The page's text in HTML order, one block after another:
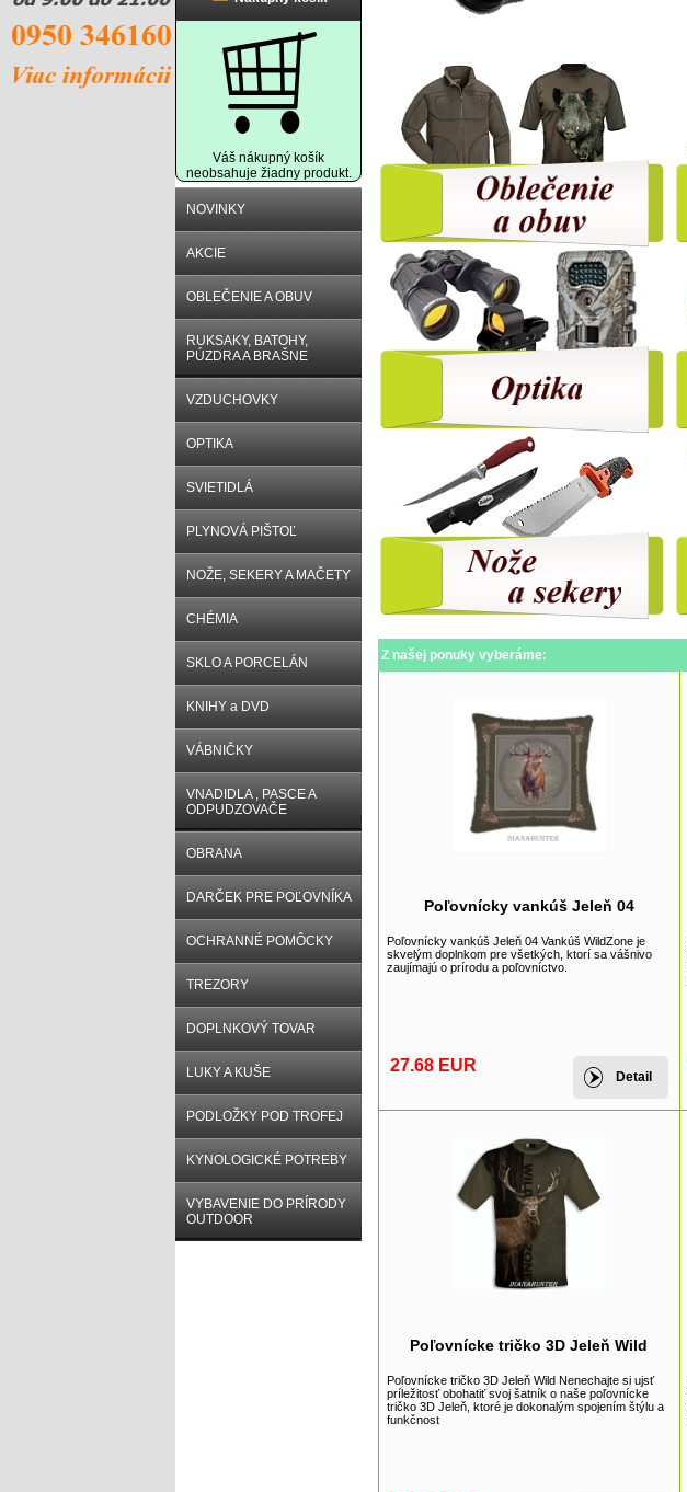
Váš nákupný košík
neobsahuje žiadny produkt.
NOVINKY
AKCIE
OBLEČENIE A OBUV
RUKSAKY, BATOHY,
PÚZDRA A BRAŠNE
VZDUCHOVKY
OPTIKA
SVIETIDLÁ
PLYNOVÁ PIŠTOĽ
NOŽE, SEKERY A MAČETY
CHÉMIA
SKLO A PORCELÁN
KNIHY a DVD
VÁBNIČKY
VNADIDLA , PASCE A
ODPUDZOVAČE
OBRANA
DARČEK PRE POĽOVNÍKA
OCHRANNÉ POMÔCKY
TREZORY
DOPLNKOVÝ TOVAR
LUKY A KUŠE
PODLOŽKY POD TROFEJ
KYNOLOGICKÉ POTREBY
VYBAVENIE DO PRÍRODY
OUTDOOR
Z našej ponuky vyberáme:
Poľovnícky vankúš Jeleň 04
Poľovnícky vankúš Jeleň 04 Vankúš WildZone je
skvelým doplnkom pre všetkých, ktorí sa vášnivo
zaujímajú o prírodu a poľovníctvo.
27.68 EUR
Detail
Poľovnícke tričko 3D Jeleň Wild
Poľovnícke tričko 3D Jeleň Wild Nenechajte si ujsť
príležitosť obohatiť svoj šatník o naše poľovnícke
tričko 3D Jeleň, ktoré je dokonalým spojením štýlu a
funkčnost